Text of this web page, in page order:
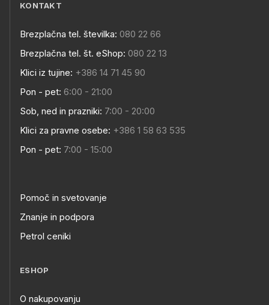
KONTAKT
Brezplačna tel. številka: 080 22 66
Brezplačna tel. št. eShop: 080 22 13
Klici iz tujine: +386 14 71 45 90
Pon - pet: 6:00 - 21:00
Sob, ned in prazniki: 7:00 - 20:00
Klici za pravne osebe: +386 1 58 63 535
Pon - pet: 7:00 - 15:00
Pomoč in svetovanje
Znanje in podpora
Petrol ceniki
ESHOP
O nakupovanju